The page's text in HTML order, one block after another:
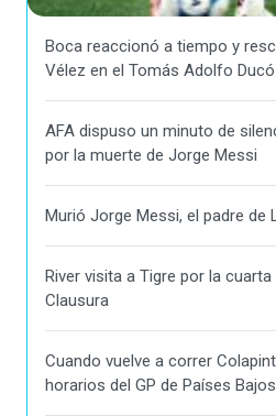
Boca reaccionó a tiempo y
Vélez en el Tomás Adolfo Ducó
AFA dispuso un minuto de
por la muerte de Jorge Messi
Murió Jorge Messi, el padre de
River visita a Tigre por la
Clausura
Cuando vuelve a correr
horarios del GP de Países Bajos